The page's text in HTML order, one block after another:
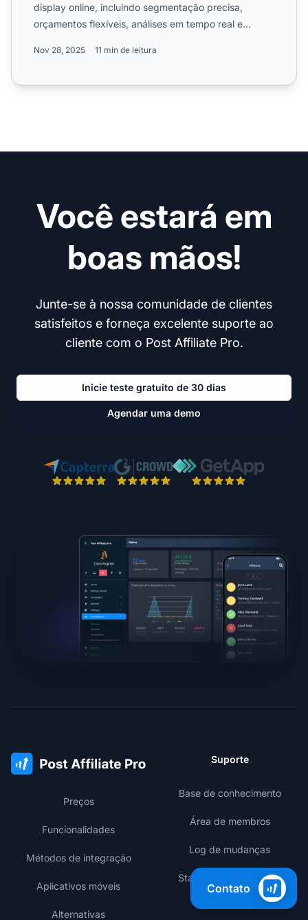
display online, incluindo segmentação precisa,
orçamentos flexíveis, análises em tempo real e
Nov 28, 2025 11 min de leitura
Você estará em
boas mãos!
Junte-se à nossa comunidade de clientes
satisfeitos e forneça excelente suporte ao
cliente com o Post Affiliate Pro.
Inicie teste gratuito de 30 dias
Agendar uma demo
Preços
Funcionalidades
Métodos de integração
Aplicativos móveis
Alternativas
Suporte
Base de conhecimento
Área de membros
Log de mudanças
Status de performance
Contato